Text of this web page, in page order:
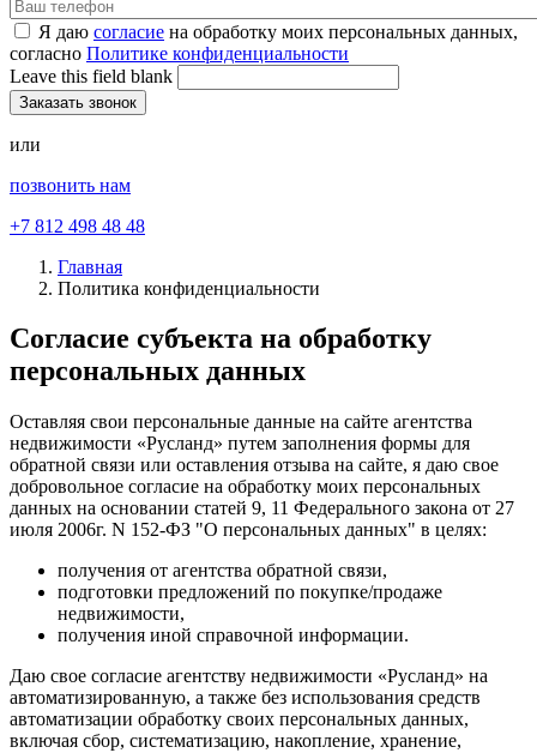
Я даю согласие на обработку моих персональных данных,
согласно Политике конфиденциальности
Leave this field blank
или
позвонить нам
+7 812 498 48 48
Главная
Политика конфиденциальности
Согласие субъекта на обработку
персональных данных
Оставляя свои персональные данные на сайте агентства
недвижимости «Русланд» путем заполнения формы для
обратной связи или оставления отзыва на сайте, я даю свое
добровольное согласие на обработку моих персональных
данных на основании статей 9, 11 Федерального закона от 27
июля 2006г. N 152-ФЗ "О персональных данных" в целях:
получения от агентства обратной связи,
подготовки предложений по покупке/продаже
недвижимости,
получения иной справочной информации.
Даю свое согласие агентству недвижимости «Русланд» на
автоматизированную, а также без использования средств
автоматизации обработку своих персональных данных,
включая сбор, систематизацию, накопление, хранение,